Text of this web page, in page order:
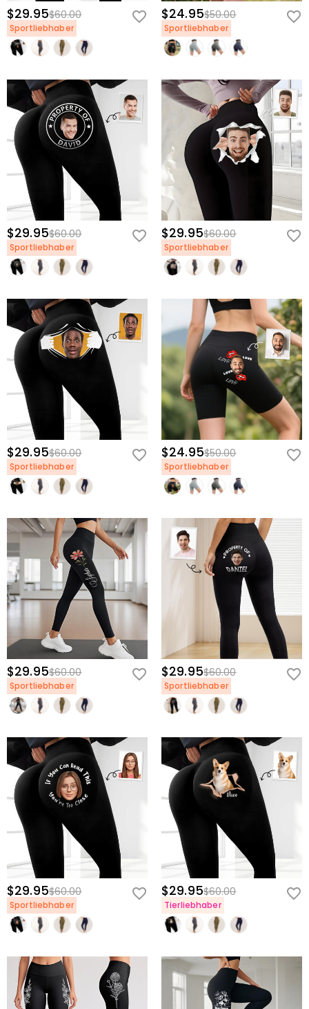
$29.95$60.00
Sportliebhaber
$24.95$50.00
Sportliebhaber
$29.95$60.00
Sportliebhaber
$29.95$60.00
Sportliebhaber
$29.95$60.00
Sportliebhaber
$24.95$50.00
Sportliebhaber
$29.95$60.00
Sportliebhaber
$29.95$60.00
Sportliebhaber
$29.95$60.00
Sportliebhaber
$29.95$60.00
Tierliebhaber